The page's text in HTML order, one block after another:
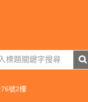
號2樓